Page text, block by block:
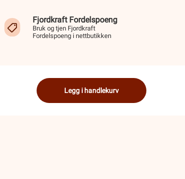
Fjordkraft Fordelspoeng
Bruk og tjen Fjordkraft
Fordelspoeng i nettbutikken
Legg i handlekurv